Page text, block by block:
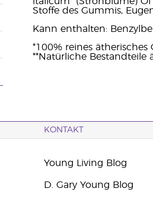
Stoffe des Gummis,
Kann enthalten:
*100% reines ätherisches
**Natürliche Bestandteile
KONTAKT
Young Living Blog
D. Gary Young Blog